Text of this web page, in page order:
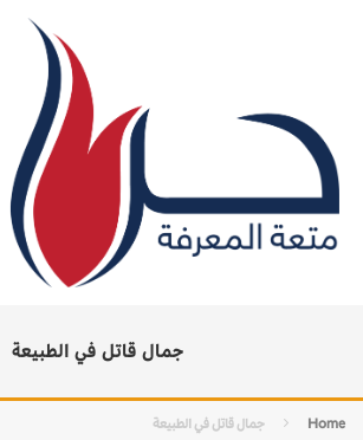
جمال قاتل في الطبيعة
Home جمال قاتل في الطبيعة